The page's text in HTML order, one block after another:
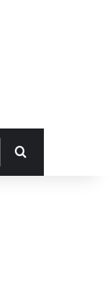
Hledat